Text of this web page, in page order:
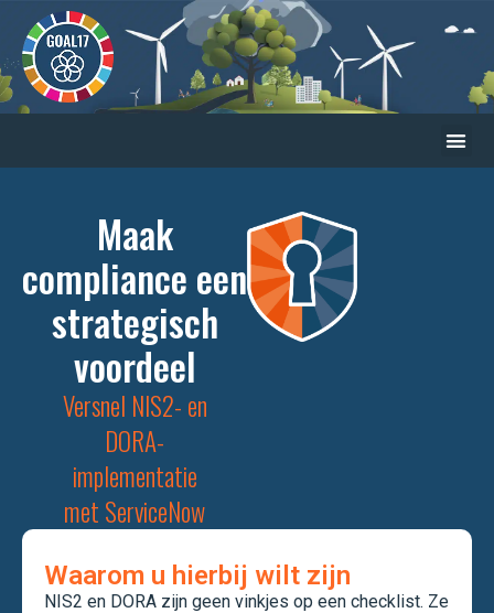
Maak
compliance een
strategisch
voordeel
Versnel NIS2- en
DORA-
implementatie
met ServiceNow
Waarom u hierbij wilt zijn
NIS2 en DORA zijn geen vinkjes op een checklist. Ze